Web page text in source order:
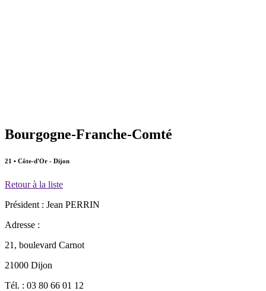
Bourgogne-Franche-Comté
21 • Côte-d'Or - Dijon
Retour à la liste
Président : Jean PERRIN
Adresse :
21, boulevard Carnot
21000 Dijon
Tél. : 03 80 66 01 12